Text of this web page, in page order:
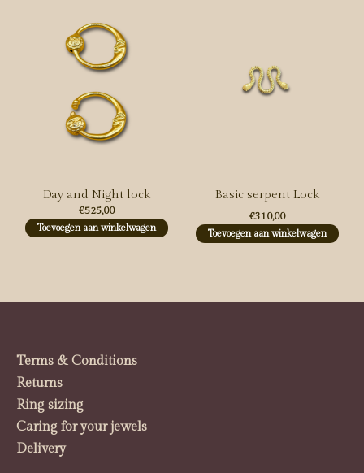
Day and Night lock
€525,00
Toevoegen aan winkelwagen
Basic serpent Lock
€310,00
Toevoegen aan winkelwagen
Terms & Conditions
Returns
Ring sizing
Caring for your jewels
Delivery